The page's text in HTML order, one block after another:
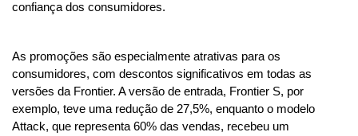
confiança dos consumidores.
As promoções são especialmente atrativas para os
consumidores, com descontos significativos em todas as
versões da Frontier. A versão de entrada, Frontier S, por
exemplo, teve uma redução de 27,5%, enquanto o modelo
Attack, que representa 60% das vendas, recebeu um